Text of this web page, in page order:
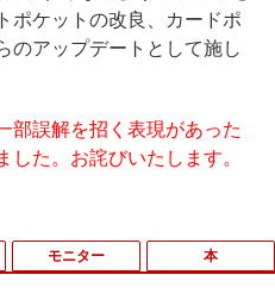
ポケットの改良、カードポ
のアップデートとして施し
部誤解を招く表現があった
た。お詫びいたします。
モニター 本